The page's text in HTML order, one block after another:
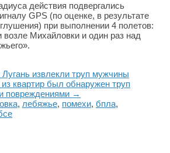
действия подвергались
GPS (по оценке, в результате
при выполнении 4 полетов:
Михайловки и один раз над
извлекли труп мужчины
квартир был обнаружен труп
повреждениями →
, лебяжье, помехи, бпла,